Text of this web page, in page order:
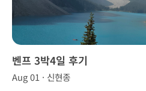
벤프 3박4일 후기
Aug 01 · 신현종